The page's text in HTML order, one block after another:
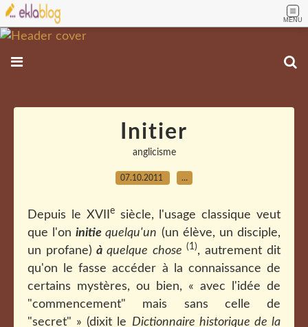
MENU
Initier
anglicisme
07.10.2011 …
Depuis le XVII esiècle, l'usage classique veut
que l'oninitie quelqu'un (un élève, un disciple,
un profane) à quelque chose (1), autrement dit
qu'on le fasse accéder à la connaissance de
certains mystères, ou bien, « avec l'idée de
"commencement" mais sans celle de
"secret" » (dixit le Dictionnaire historique de la